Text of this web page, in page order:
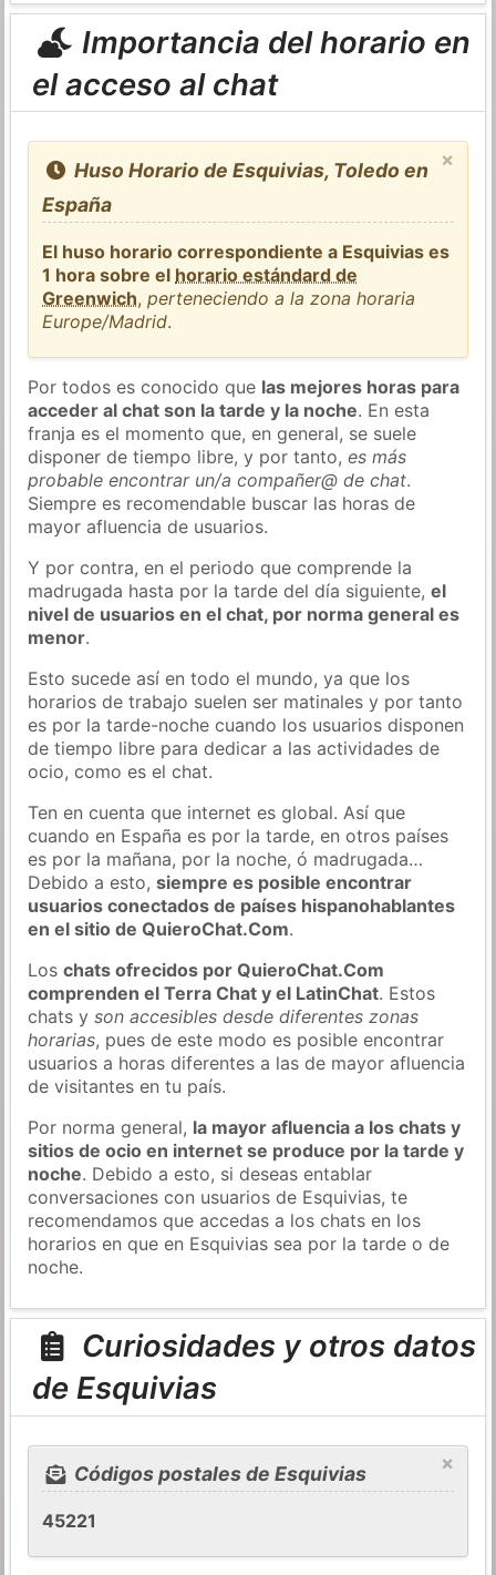
Importancia del horario en
el acceso al chat
×
Huso Horario de Esquivias, Toledo en
España
El huso horario correspondiente a Esquivias es
1 hora sobre el horario estándard de
Greenwich,perteneciendo a la zona horaria
Europe/Madrid.
Por todos es conocido que las mejores horas para
acceder al chat son la tarde y la noche. En esta
franja es el momento que, en general, se suele
disponer de tiempo libre, y por tanto,es más
probable encontrar un/a compañer@ de chat.
Siempre es recomendable buscar las horas de
mayor afluencia de usuarios.
Y por contra, en el periodo que comprende la
madrugada hasta por la tarde del día siguiente,el
nivel de usuarios en el chat, por norma general es
menor.
Esto sucede así en todo el mundo, ya que los
horarios de trabajo suelen ser matinales y por tanto
es por la tarde-noche cuando los usuarios disponen
de tiempo libre para dedicar a las actividades de
ocio, como es el chat.
Ten en cuenta que internet es global. Así que
cuando en España es por la tarde, en otros países
es por la mañana, por la noche, ó madrugada…
Debido a esto,siempre es posible encontrar
usuarios conectados de países hispanohablantes
en el sitio de QuieroChat.Com.
Loschats ofrecidos por QuieroChat.Com
comprenden el Terra Chat y el LatinChat. Estos
chats yson accesibles desde diferentes zonas
horarias, pues de este modo es posible encontrar
usuarios a horas diferentes a las de mayor afluencia
de visitantes en tu país.
Por norma general, la mayor afluencia a los chats y
sitios de ocio en internet se produce por la tarde y
noche. Debido a esto, si deseas entablar
conversaciones con usuarios de Esquivias, te
recomendamos que accedas a los chats en los
horarios en que en Esquivias sea por la tarde o de
noche.
Curiosidades y otros datos
de Esquivias
×
Códigos postales de Esquivias
45221